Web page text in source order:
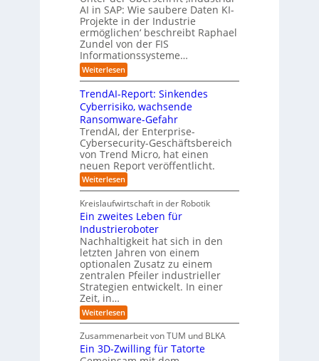
e
r
u
n
g
o
y
s
t
e
m
v
o
n
F
o
r
m
w
a
s
b
e
i
e
i
t
e
r
a
u
e
n
g
e
g
e
n
ü
b
e
r
n
i
c
h
t
-
e
u
r
o
p
i
s
c
h
e
l
f
t
b
e
i
d
e
r
O
r
i
e
n
t
i
e
r
u
n
g
AI in SAP: Wie saubere Daten KI-
Projekte in der Industrie
ermöglichen‘ beschreibt Raphael
Zundel von der FIS
Informationssysteme…
Weiterlesen:
I
n
d
u
s
t
r
i
a
l
A
I
n
S
A
P
:
W
i
e
s
u
b
r
e
D
TrendAI-Report: Sinkendes
Cyberrisiko, wachsende
Ransomware-Gefahr
TrendAI, der Enterprise-
Cybersecurity-Geschäftsbereich
von Trend Micro, hat einen
neuen Report veröffentlicht.
Weiterlesen:
T
e
n
d
A
I
-
R
e
p
r
t
S
i
n
Kreislaufwirtschaft in der Robotik
Ein zweites Leben für
Industrieroboter
Nachhaltigkeit hat sich in den
letzten Jahren von einem
optionalen Zusatz zu einem
zentralen Pfeiler industrieller
Strategien entwickelt. In einer
Zeit, in…
Weiterlesen:
E
n
z
Zusammenarbeit von TUM und BLKA
Ein 3D-Zwilling für Tatorte